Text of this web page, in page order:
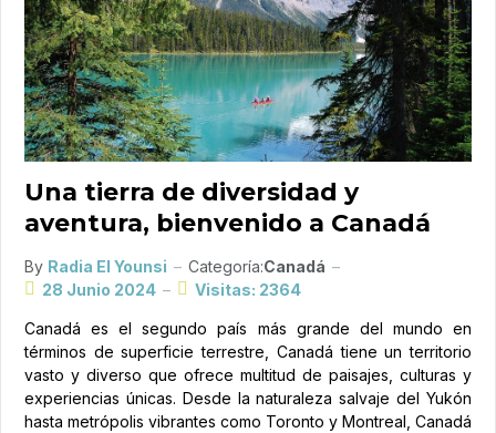
Una tierra de diversidad y
aventura, bienvenido a Canadá
By Radia El Younsi Categoría:Canadá
28 Junio 2024
Visitas: 2364
Canadá es el segundo país más grande del mundo en
términos de superficie terrestre, Canadá tiene un territorio
vasto y diverso que ofrece multitud de paisajes, culturas y
experiencias únicas. Desde la naturaleza salvaje del Yukón
hasta metrópolis vibrantes como Toronto y Montreal, Canadá